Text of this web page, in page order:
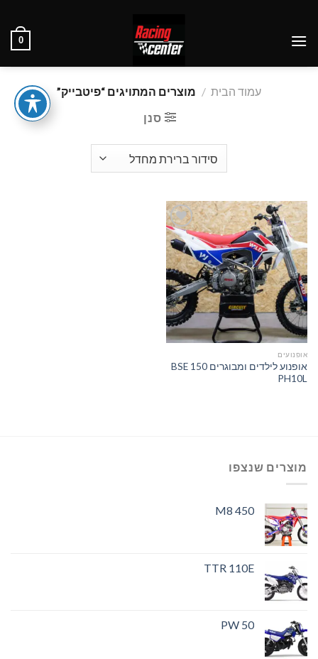
content
0
עמוד הבית / מוצרים המתויגים “פיטבייק”
סנן
הוסף
לרשימת
המשאלות
אופנועים
אופנוע לילדים ומבוגרים BSE 150
PH10L
מוצרים שנצפו
M8 450
TTR 110E
PW 50